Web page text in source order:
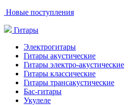
Новые поступления
Гитары
Электрогитары
Гитары акустические
Гитары электро-акустические
Гитары классические
Гитары трансакустические
Бас-гитары
Укулеле